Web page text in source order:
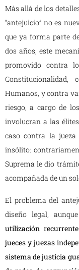
Más allá de los
“antejuicio” no es
que ya forma parte
dos años, este
promovido contra
Humanos, y contra
riesgo, a cargo de
involucran a las
caso contra la
insólito:
Suprema le dio
acompañada de un
El problema del
diseño legal,
utilización
jueces y juezas
sistema de justicia